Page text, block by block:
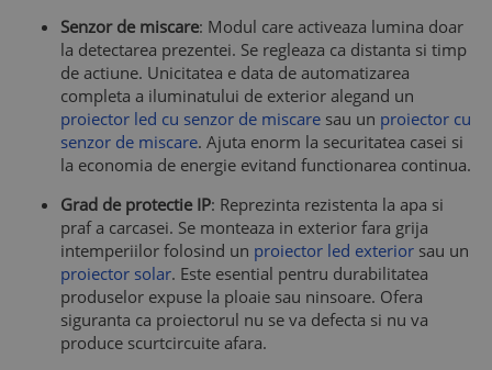
Senzor de miscare: Modul care activeaza lumina doar
la detectarea prezentei. Se regleaza ca distanta si timp
de actiune. Unicitatea e data de automatizarea
completa a iluminatului de exterior alegand un
proiector led cu senzor de miscare sau un proiector cu
senzor de miscare. Ajuta enorm la securitatea casei si
la economia de energie evitand functionarea continua.
Grad de protectie IP: Reprezinta rezistenta la apa si
praf a carcasei. Se monteaza in exterior fara grija
intemperiilor folosind un proiector led exterior sau un
proiector solar. Este esential pentru durabilitatea
produselor expuse la ploaie sau ninsoare. Ofera
siguranta ca proiectorul nu se va defecta si nu va
produce scurtcircuite afara.